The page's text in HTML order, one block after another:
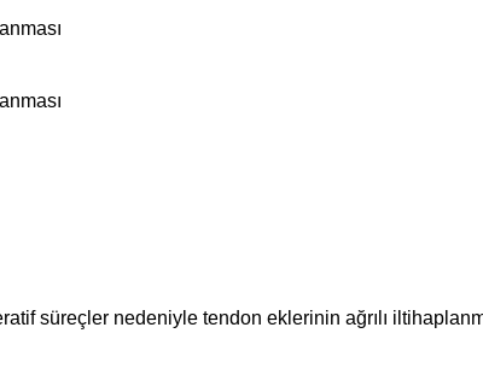
süreçler nedeniyle tendon eklerinin ağrılı